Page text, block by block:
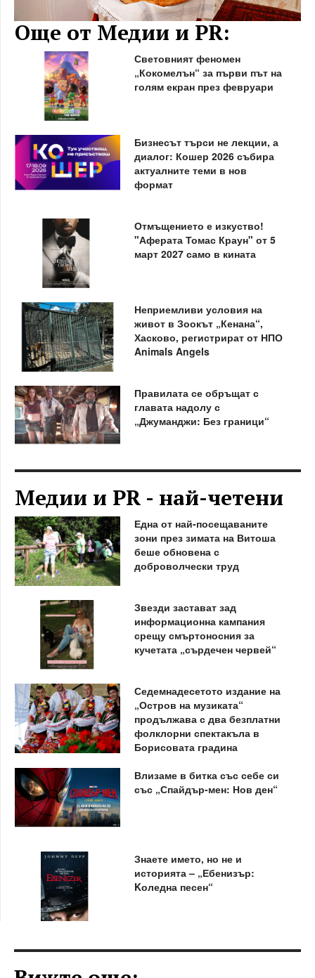
Още от Медии и PR:
Световният феномен
„Кокомелън“ за първи път на
голям екран през февруари
Бизнесът търси не лекции, а
диалог: Кошер 2026 събира
актуалните теми в нов
формат
Отмъщението е изкуство!
"Аферата Томас Краун" от 5
март 2027 само в кината
Неприемливи условия на
живот в Зоокът „Кенана“,
Хасково, регистрират от НПО
Animals Angels
Правилата се обръщат с
главата надолу с
„Джуманджи: Без граници“
Медии и PR - най-четени
Една от най-посещаваните
зони през зимата на Витоша
беше обновена с
доброволчески труд
Звезди застават зад
информационна кампания
срещу смъртоносния за
кучетата „сърдечен червей“
Седемнадесетото издание на
„Остров на музиката“
продължава с два безплатни
фолклорни спектакъла в
Борисовата градина
Влизаме в битка със себе си
със „Спайдър-мен: Нов ден“
Знаете името, но не и
историята – „Ебенизър:
Kоледна песен“